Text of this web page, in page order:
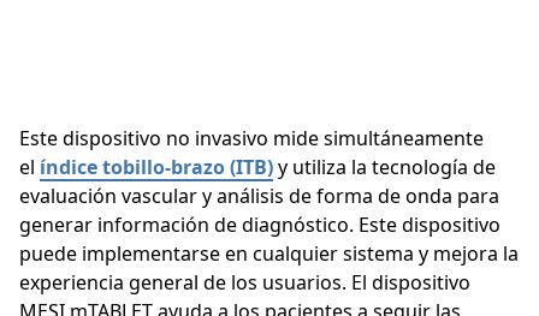
Este dispositivo no invasivo mide simultáneamente
el índice tobillo-brazo (ITB)y utiliza la tecnología de
evaluación vascular y análisis de forma de onda para
generar información de diagnóstico. Este dispositivo
puede implementarse en cualquier sistema y mejora la
experiencia general de los usuarios. El dispositivo